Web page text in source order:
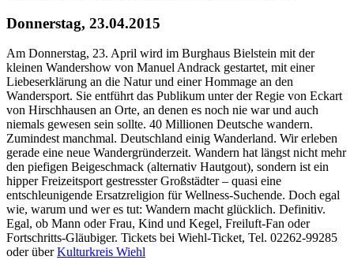
Donnerstag, 23.04.2015
Am Donnerstag, 23. April wird im Burghaus Bielstein mit der
kleinen Wandershow von Manuel Andrack gestartet, mit einer
Liebeserklärung an die Natur und einer Hommage an den
Wandersport. Sie entführt das Publikum unter der Regie von Eckart
von Hirschhausen an Orte, an denen es noch nie war und auch
niemals gewesen sein sollte. 40 Millionen Deutsche wandern.
Zumindest manchmal. Deutschland einig Wanderland. Wir erleben
gerade eine neue Wandergründerzeit. Wandern hat längst nicht mehr
den piefigen Beigeschmack (alternativ Hautgout), sondern ist ein
hipper Freizeitsport gestresster Großstädter – quasi eine
entschleunigende Ersatzreligion für Wellness-Suchende. Doch egal
wie, warum und wer es tut: Wandern macht glücklich. Definitiv.
Egal, ob Mann oder Frau, Kind und Kegel, Freiluft-Fan oder
Fortschritts-Gläubiger. Tickets bei Wiehl-Ticket, Tel. 02262-99285
oder überKulturkreis Wiehl